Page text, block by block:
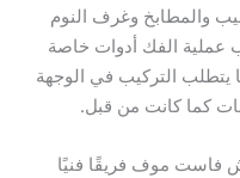
والمطابخ وغرف النوم
عملية الفك أدوات خاصة
يتطلب التركيب في الوجهة
كما كانت من قبل.
فاست موف فريقًا فنيًا